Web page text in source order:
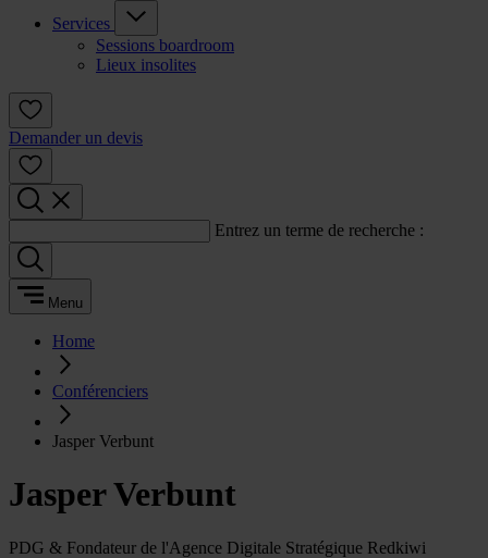
Services
Sessions boardroom
Lieux insolites
Demander un devis
Entrez un terme de recherche :
Menu
Home
Conférenciers
Jasper Verbunt
Jasper Verbunt
PDG & Fondateur de l'Agence Digitale Stratégique Redkiwi